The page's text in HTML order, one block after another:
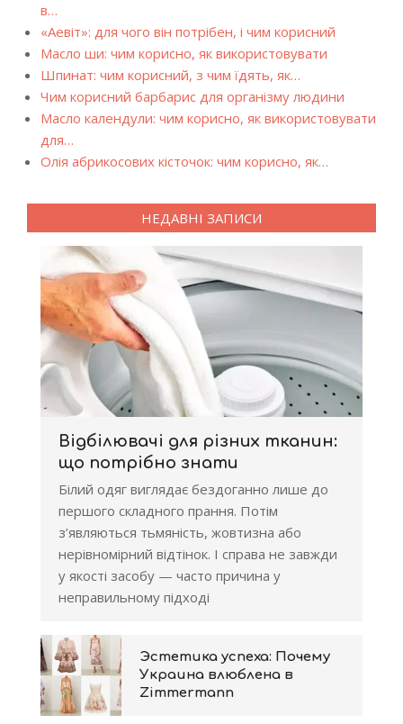
в…
«Аевіт»: для чого він потрібен, і чим корисний
Масло ши: чим корисно, як використовувати
Шпинат: чим корисний, з чим їдять, як…
Чим корисний барбарис для організму людини
Масло календули: чим корисно, як використовувати
для…
Олія абрикосових кісточок: чим корисно, як…
НЕДАВНІ ЗАПИСИ
Відбілювачі для різних тканин:
що потрібно знати
Білий одяг виглядає бездоганно лише до
першого складного прання. Потім
з’являються тьмяність, жовтизна або
нерівномірний відтінок. І справа не завжди
у якості засобу — часто причина у
неправильному підході
Эстетика успеха: Почему
Украина влюблена в
Zimmermann